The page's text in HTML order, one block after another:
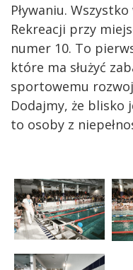
Pływaniu.
Rekreacji przy
numer 10. To
które ma służyć
sportowemu
Dodajmy, że blisko
to osoby z